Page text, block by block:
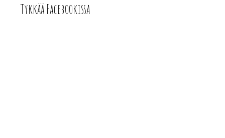
Tykkää Facebookissa